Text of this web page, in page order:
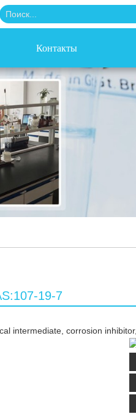
Контакты
19-7
intermediate, corrosion inhibitor,